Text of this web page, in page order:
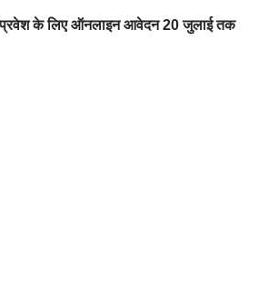
प्रवेश के लिए ऑनलाइन आवेदन 20 जुलाई तक